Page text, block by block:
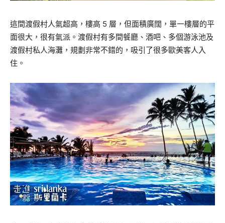
這間渡假村人氣超高，樓高 5 層，但面積廣闊，單一樓層的平
面很大，很有氣派。渡假村有多間餐廳、酒吧、多個游泳池及
渡假村私人海灘，規劃非常不錯的，吸引了很多歐美客人入
住。